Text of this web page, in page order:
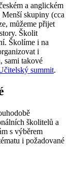
a anglickém
skupiny (cca
můžeme přijet
Školit
Školíme i na
i
sami takové
summit.
školitelů a
s výběrem
i požadované